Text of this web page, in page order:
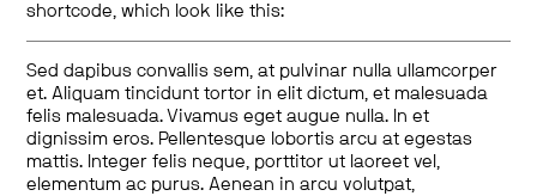
shortcode, which look like this:
Sed dapibus convallis sem, at pulvinar nulla ullamcorper
et. Aliquam tincidunt tortor in elit dictum, et malesuada
felis malesuada. Vivamus eget augue nulla. In et
dignissim eros. Pellentesque lobortis arcu at egestas
mattis. Integer felis neque, porttitor ut laoreet vel,
elementum ac purus. Aenean in arcu volutpat,